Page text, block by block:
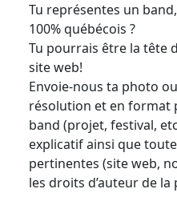
Tu représentes un
100% québécois ?
Tu pourrais être la tête
site web!
Envoie-nous ta photo
résolution et en format
band (projet, festival,
explicatif ainsi que
pertinentes (site web,
les droits d’auteur de